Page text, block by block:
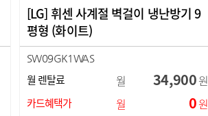
[LG] 휘센 사계절 벽걸이 냉난방기 9
평형 (화이트)
SW09GK1WAS
월 렌탈료 월 34,900원
카드혜택가 월 0원